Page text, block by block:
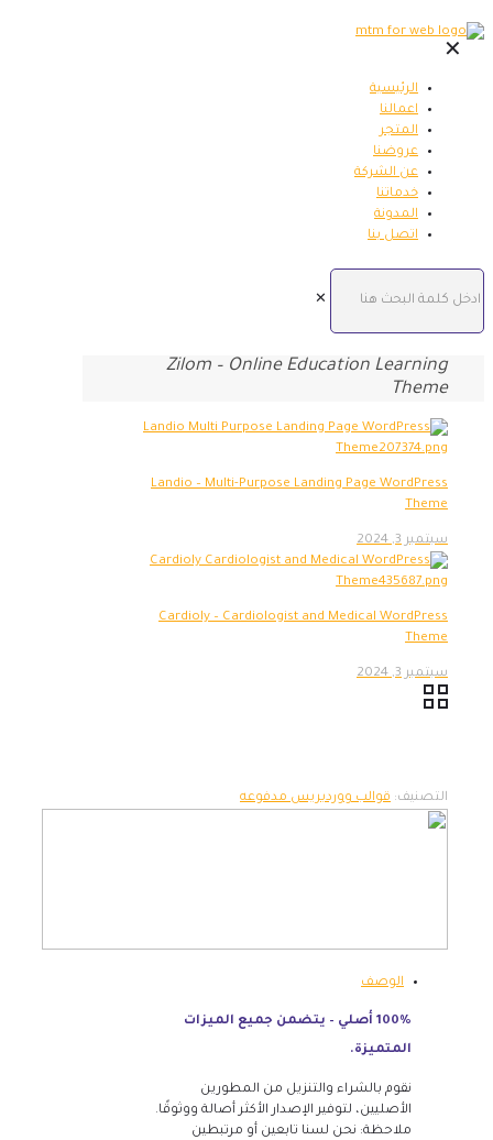
✕
الرئيسية
اعمالنا
المتجر
عروضنا
عن الشركة
خدماتنا
المدونة
اتصل بنا
✕
Zilom – Online Education Learning
Theme
Landio – Multi-Purpose Landing Page WordPress
Theme
سبتمبر 3, 2024
Cardioly – Cardiologist and Medical WordPress
Theme
سبتمبر 3, 2024
التصنيف: قوالب ووردبريس مدفوعه
الوصف
100% أصلي – يتضمن جميع الميزات
المتميزة.
نقوم بالشراء والتنزيل من المطورين
الأصليين، لتوفير الإصدار الأكثر أصالة ووثوقًا.
ملاحظة: نحن لسنا تابعين أو مرتبطين